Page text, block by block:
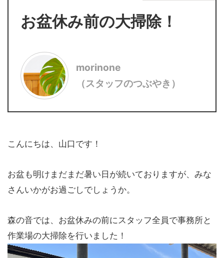
お盆休み前の大掃除！
morinone
（スタッフのつぶやき）
こんにちは、山口です！
お盆も明けまだまだ暑い日が続いておりますが、みな
さんいかがお過ごしでしょうか。
森の音では、お盆休みの前にスタッフ全員で事務所と
作業場の大掃除を行いました！